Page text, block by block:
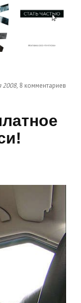
2008, 8 комментариев